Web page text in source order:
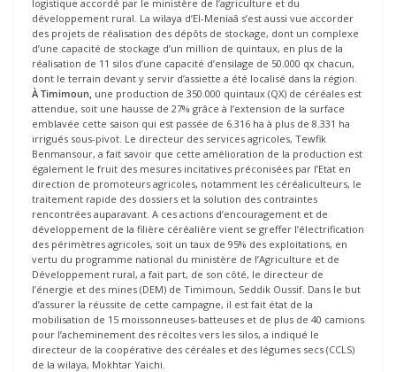
logistique accordé par le ministère de l’agriculture et du
développement rural. La wilaya d’El-Meniaâ s’est aussi vue accorder
des projets de réalisation des dépôts de stockage, dont un complexe
d’une capacité de stockage d’un million de quintaux, en plus de la
réalisation de 11 silos d’une capacité d’ensilage de 50.000 qx chacun,
dont le terrain devant y servir d’assiette a été localisé dans la région.
À Timimoun, une production de 350.000 quintaux (QX) de céréales est
attendue, soit une hausse de 27% grâce à l’extension de la surface
emblavée cette saison qui est passée de 6.316 ha à plus de 8.331 ha
irrigués sous-pivot. Le directeur des services agricoles, Tewfik
Benmansour, a fait savoir que cette amélioration de la production est
également le fruit des mesures incitatives préconisées par l’Etat en
direction de promoteurs agricoles, notamment les céréaliculteurs, le
traitement rapide des dossiers et la solution des contraintes
rencontrées auparavant. A ces actions d’encouragement et de
développement de la filière céréalière vient se greffer l’électrification
des périmètres agricoles, soit un taux de 95% des exploitations, en
vertu du programme national du ministère de l’Agriculture et de
Développement rural, a fait part, de son côté, le directeur de
l’énergie et des mines (DEM) de Timimoun, Seddik Oussif. Dans le but
d’assurer la réussite de cette campagne, il est fait état de la
mobilisation de 15 moissonneuses-batteuses et de plus de 40 camions
pour l’acheminement des récoltes vers les silos, a indiqué le
directeur de la coopérative des céréales et des légumes secs (CCLS)
de la wilaya, Mokhtar Yaichi.